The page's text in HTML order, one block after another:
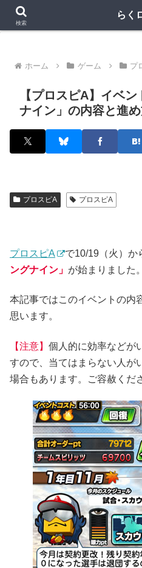
クラロワ クラロワ
ホーム ゲーム プ
【プロスピA】イベ
ナイン」の内容と進
プロスピA プロスピA
プロスピA で10/19（火）か
ングナイン」 が始まりました。
本記事ではこのイベントの内
思います。
【注意】 個人的に効率などが
すので、当てはまらない人が
場合もあります。ご容赦くだ
検索
らく